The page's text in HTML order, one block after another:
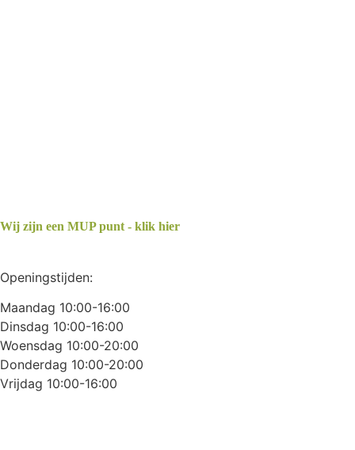
Wij zijn een MUP punt - klik hier
Openingstijden:
Maandag 10:00-16:00
Dinsdag 10:00-16:00
Woensdag 10:00-20:00
Donderdag 10:00-20:00
Vrijdag 10:00-16:00